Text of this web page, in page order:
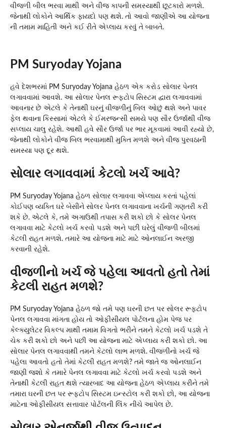
વીજળી બીલ ભરવા માથી અને વીજ કાપની સમસ્યાથી છૂટકારો મળશે.
જેનાથી લોકોને આર્થિક ફાયદો પણ થશે. તો આવો જાણીએ આ યોજના
ની તમામ માહિતી અને કઈ રીતે એપ્લાય કરવું તે બાબતે.
PM Suryoday Yojana
હવે દેશભરમાં PM Suryoday Yojana હેઠળ એક કરોડ સોલાર પેનલ
લગાવવામાં આવશે. આ સોલાર પેનલ રૂફટોપ સિસ્ટમ દ્વારા લગાવવામાં
આવનાર છે એટલે કે તેનાથી ઘરનું વીજળીનું બિલ ઓછું થશે અને પાવર
ફેલ થવાના કિસ્સામાં એટલે કે ઈમરજન્સી સમયે પણ સૌર ઉર્જાથી વીજ
સપ્લાય ચાલુ રહેશે. આથી હવે સૌર ઉર્જા પર ભાર મૂકવામાં આવી રહ્યો છે,
જેનાથી લોકોને વીજ બિલ ભરવામાથી મુક્તિ મળશે અને વીજ પુરવઠાની
સમસ્યા પણ દૂર થશે.
સોલાર લગાવવામાં કેટલો ખર્ચ આવે?
PM Suryoday Yojana હેઠળ સોલાર લગાવવા એપ્લાય કરતાં પહેલાં
કોઈપણ વ્યક્તિ ઘરે બેસીને સોલર પેનલ લગાવવાના ખર્ચની ગણતરી કરી
શકે છે. એટલે કે, તમે અગાઉથી તપાસ કરી શકો છો કે સોલર પેનલ
લગાવવા માટે કેટલો ખર્ચ કરવો પડશે અને પછી ઘરેલું વીજળી બીલમાં
કેટલી રાહત મળશે. તમારે આ યોજના માટે માટે ઓનલાઈન અરજી
કરવાની રહેશે.
વીજળીનો ખર્ચ જે પહેલા આવતો હતો તેમાં
કેટલી રાહત મળશે?
PM Suryoday Yojana હેઠળ જો તમે પણ ઘરની છત પર સોલર રૂફટોપ
પેનલ લગાવવા માંગતા હોય તો ઓફીસીયલ પોર્ટલના હોમ પેજ પર
કેલ્ક્યુલેટર વિકલ્પ માથી તમામ વિગતો ભરીને તમને કેટલો ખર્ચ પડશે તે
ચેક કરી શકો છો અને પછી આ યોજના માટે એપ્લાય કરી શકો છો. આ
સોલાર પેનલ લગાવવાથી તમને કેટલો લાભ મળશે. વીજળીનો ખર્ચ જે
પહેલા આવતો હતો તેમાં કેટલી રાહત મળશે? તમે જાતે જ ઓનલાઈન
જાણી જશો કે તમારે પેનલ લગાવવા માટે કેટલો ખર્ચ કરવો પડશે અને
તેનાથી કેટલી રાહત થશે ત્યારબાદ આ યોજના હેઠળ એપ્લાય કરીને તમે
તમારા ઘરની છત પર રૂફટોપ સિસ્ટમ ઇન્સ્ટોલ કરી શકો છો, આ યોજના
માટેના ઓફીસીયલ સત્તાવાર પોર્ટલની લિંક નીચે આપેલ છે.